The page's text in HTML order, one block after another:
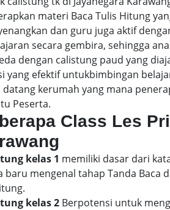
materi Baca Tulis Hitung
dan guru juga aktif
secara gembira, sehingga
dengan calistung paud yang
yang efektif untukbimbingan
datang kerumah yang mana
Peserta.
Class Les
kelas 1 memiliki dasar dari
baru mengenal tahap Tanda Baca
kelas 2 Berpotensi untuk